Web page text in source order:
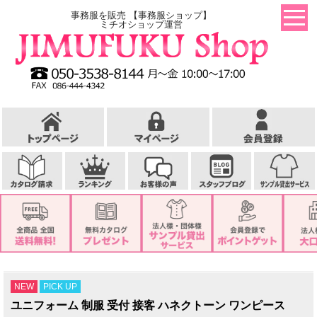
事務服を販売 【事務服ショップ】
ミチオショップ運営
NEW PICK UP
ユニフォーム 制服 受付 接客 ハネクトーン ワンピース